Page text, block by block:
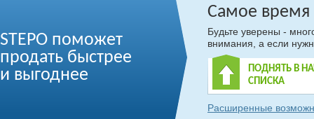
STEPO поможет
продать быстрее
и выгоднее
Самое время
Будьте уверены -
внимания, а если
ПОДНЯТЬ В
СПИСКА
Расширенные